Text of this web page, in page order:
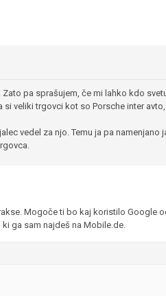
pa sprašujem, če mi lahko kdo
veliki trgovci kot so Porsche inter
vedel za njo. Temu ja pa
Mogoče ti bo kaj koristilo Google
ga sam najdeš na Mobile.de.